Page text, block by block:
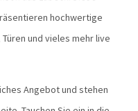
hochwertige
und vieles mehr live
Angebot und stehen